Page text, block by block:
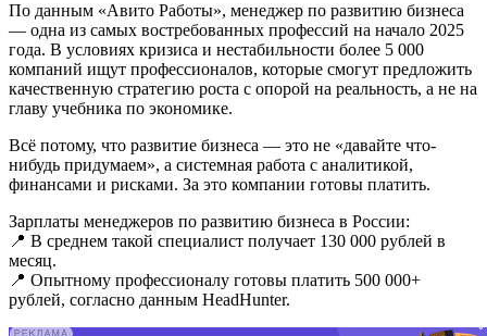
По данным «Авито Работы», менеджер по развитию бизнеса
— одна из самых востребованных профессий на начало 2025
года. В условиях кризиса и нестабильности более 5 000
компаний ищут профессионалов, которые смогут предложить
качественную стратегию роста с опорой на реальность, а не на
главу учебника по экономике.
Всё потому, что развитие бизнеса — это не «давайте что-
нибудь придумаем», а системная работа с аналитикой,
финансами и рисками. За это компании готовы платить.
Зарплаты менеджеров по развитию бизнеса в России:
📍 В среднем такой специалист получает 130 000 рублей в
месяц.
📍 Опытному профессионалу готовы платить 500 000+
рублей, согласно данным HeadHunter.